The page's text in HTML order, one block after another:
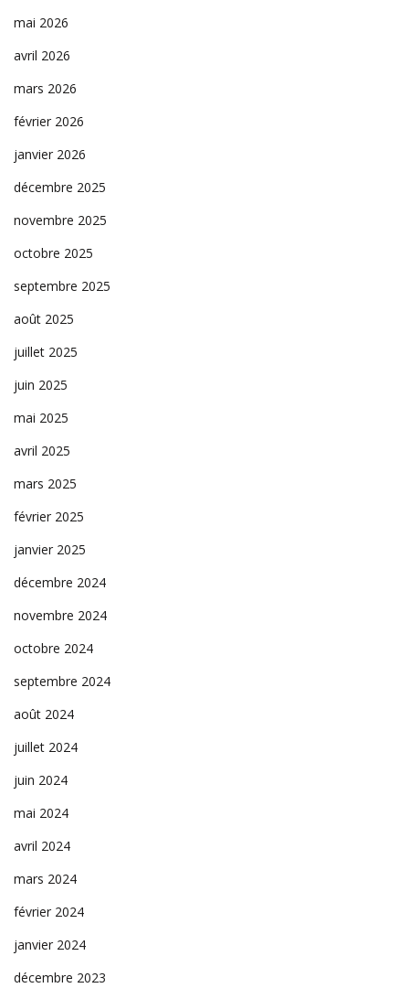
mai 2026
avril 2026
mars 2026
février 2026
janvier 2026
décembre 2025
novembre 2025
octobre 2025
septembre 2025
août 2025
juillet 2025
juin 2025
mai 2025
avril 2025
mars 2025
février 2025
janvier 2025
décembre 2024
novembre 2024
octobre 2024
septembre 2024
août 2024
juillet 2024
juin 2024
mai 2024
avril 2024
mars 2024
février 2024
janvier 2024
décembre 2023